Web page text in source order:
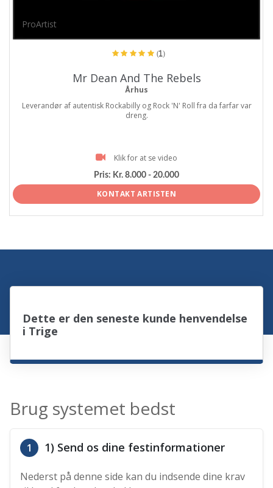
ProArtist
(1)
Mr Dean And The Rebels
Århus
Leverandør af autentisk Rockabilly og Rock 'N' Roll fra da farfar var
dreng.
Klik for at se video
Pris: Kr. 8.000 - 20.000
KONTAKT ARTISTEN
Dette er den seneste kunde henvendelse
i Trige
Brug systemet bedst
1 1) Send os dine festinformationer
Nederst på denne side kan du indsende dine krav